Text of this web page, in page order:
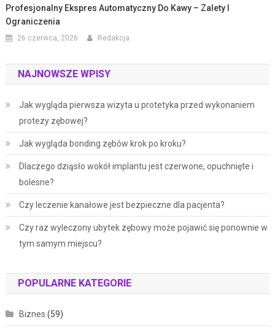
Profesjonalny Ekspres Automatyczny Do Kawy – Zalety I
Ograniczenia
26 czerwca, 2026 Redakcja
NAJNOWSZE WPISY
Jak wygląda pierwsza wizyta u protetyka przed wykonaniem
protezy zębowej?
Jak wygląda bonding zębów krok po kroku?
Dlaczego dziąsło wokół implantu jest czerwone, opuchnięte i
bolesne?
Czy leczenie kanałowe jest bezpieczne dla pacjenta?
Czy raz wyleczony ubytek zębowy może pojawić się ponownie w
tym samym miejscu?
POPULARNE KATEGORIE
Biznes (59)